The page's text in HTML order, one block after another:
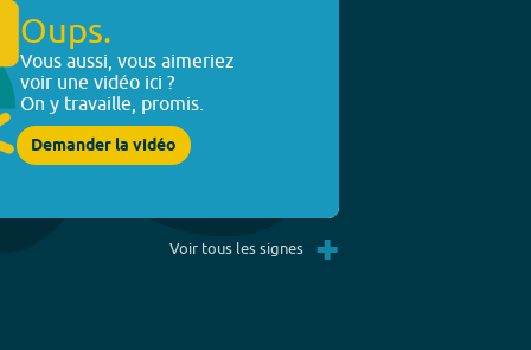
Oups.
Vous aussi, vous aimeriez
voir une vidéo ici ?
On y travaille, promis.
Demander la vidéo
Voir tous les signes +